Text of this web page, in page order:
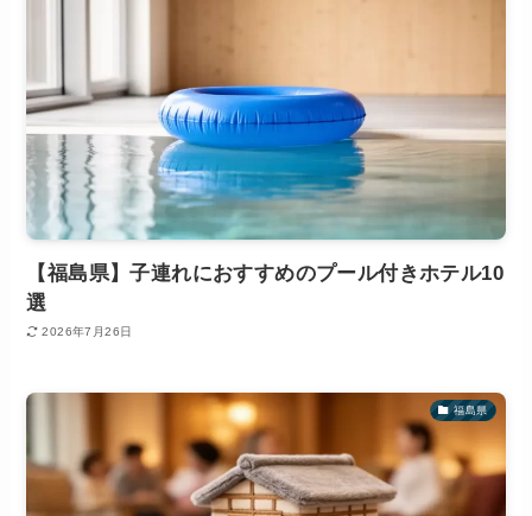
【福島県】子連れにおすすめのプール付きホテル10
選
2026年7月26日
福島県